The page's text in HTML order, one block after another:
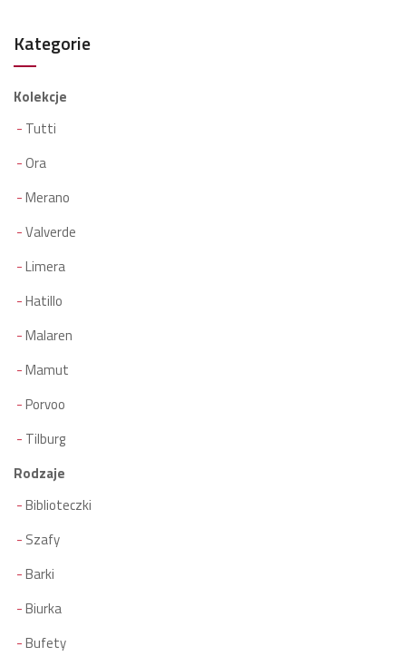
Kategorie
Kolekcje
Tutti
Ora
Merano
Valverde
Limera
Hatillo
Malaren
Mamut
Porvoo
Tilburg
Rodzaje
Biblioteczki
Szafy
Barki
Biurka
Bufety